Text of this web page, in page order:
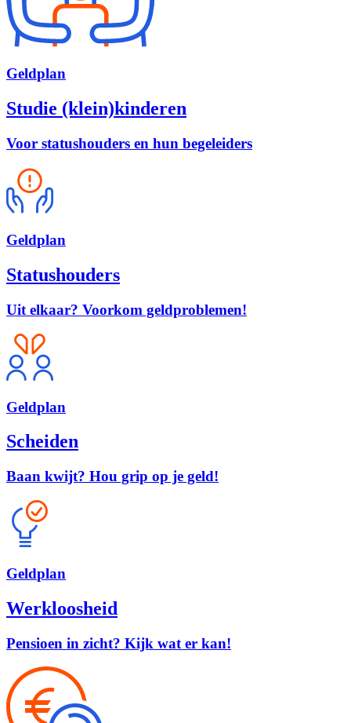
Geldplan
Studie (klein)kinderen
Voor statushouders en hun begeleiders
Geldplan
Statushouders
Uit elkaar? Voorkom geldproblemen!
Geldplan
Scheiden
Baan kwijt? Hou grip op je geld!
Geldplan
Werkloosheid
Pensioen in zicht? Kijk wat er kan!